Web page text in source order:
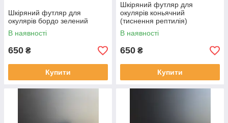
Шкіряний футляр для
окулярів бордо зелений
В наявності
650 ₴
Купити
Шкіряний футляр для
окулярів коньячний
(тиснення рептилія)
В наявності
650 ₴
Купити